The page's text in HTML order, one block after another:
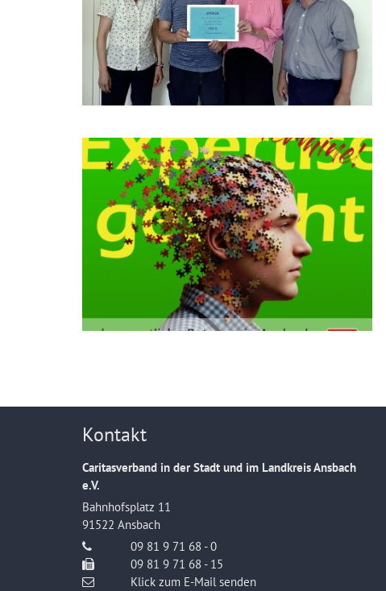
Kontakt
Caritasverband in der Stadt und im Landkreis Ansbach
e.V.
Bahnhofsplatz 11
91522 Ansbach
09 81 9 71 68 - 0
09 81 9 71 68 - 15
Klick zum E-Mail senden